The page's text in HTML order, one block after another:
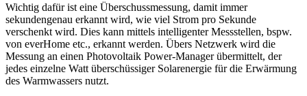
Wichtig dafür ist eine Überschussmessung, damit immer
sekundengenau erkannt wird, wie viel Strom pro Sekunde
verschenkt wird. Dies kann mittels intelligenter Messstellen, bspw.
von everHome etc., erkannt werden. Übers Netzwerk wird die
Messung an einen Photovoltaik Power-Manager übermittelt, der
jedes einzelne Watt überschüssiger Solarenergie für die Erwärmung
des Warmwassers nutzt.